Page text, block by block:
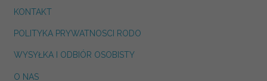
KONTAKT
POLITYKA PRYWATNOSCI RODO
WYSYŁKA I ODBIÓR OSOBISTY
O NAS